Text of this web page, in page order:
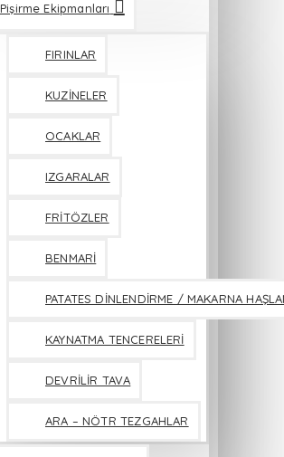
Pişirme Ekipmanları
FIRINLAR
KUZİNELER
OCAKLAR
IZGARALAR
FRİTÖZLER
BENMARİ
PATATES DİNLENDİRME / MAKARNA
KAYNATMA TENCERELERİ
DEVRİLİR TAVA
ARA – NÖTR TEZGAHLAR